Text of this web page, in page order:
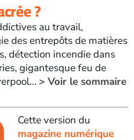
?
au travail,
des entrepôts de matières
détection incendie dans
gigantesque feu de
> Voir le sommaire
Cette version du
magazine numérique